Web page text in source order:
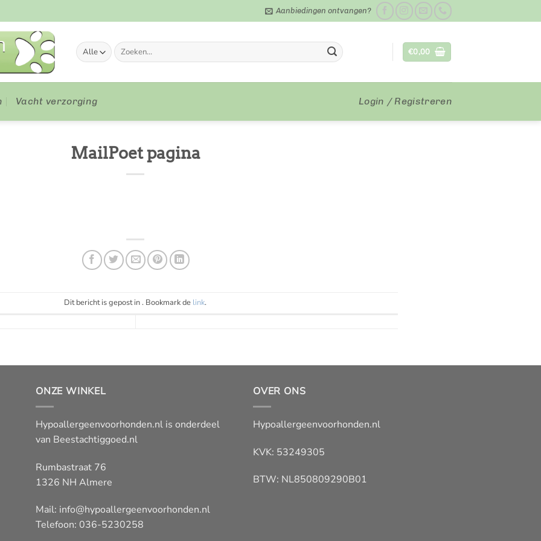
Aanbiedingen ontvangen?
Zoeken
naar:
€0,00
Vacht verzorging Login / Registreren
MailPoet pagina
Dit bericht is gepost in . Bookmark de link.
ONZE WINKEL
Hypoallergeenvoorhonden.nl is onderdeel
van Beestachtiggoed.nl
Rumbastraat 76
1326 NH Almere
Mail: info@hypoallergeenvoorhonden.nl
Telefoon: 036-5230258
OVER ONS
Hypoallergeenvoorhonden.nl
KVK: 53249305
BTW: NL850809290B01